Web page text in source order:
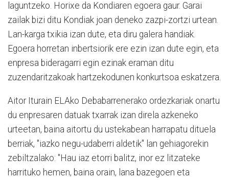
laguntzeko. Horixe da Kondiaren egoera gaur. Garai
zailak bizi ditu Kondiak joan deneko zazpi-zortzi urtean.
Lan-karga txikia izan dute, eta diru galera handiak.
Egoera horretan inbertsiorik ere ezin izan dute egin, eta
enpresa bideragarri egin ezinak eraman ditu
zuzendaritzakoak hartzekodunen konkurtsoa eskatzera.
Aitor Iturain ELAko Debabarrenerako ordezkariak onartu
du enpresaren datuak txarrak izan direla azkeneko
urteetan, baina aitortu du ustekabean harrapatu dituela
berriak, "iazko negu-udaberri aldetik" lan gehiagorekin
zebiltzalako: "Hau iaz etorri balitz, inor ez litzateke
harrituko hemen, baina orain, lana bazegoen eta